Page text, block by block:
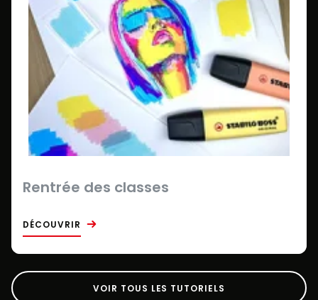
Rentrée des classes
DÉCOUVRIR
VOIR TOUS LES TUTORIELS